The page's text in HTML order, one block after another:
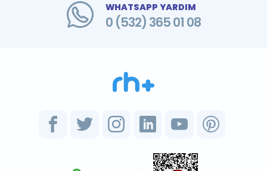
WHATSAPP YARDIM
0 (532) 365 01 08